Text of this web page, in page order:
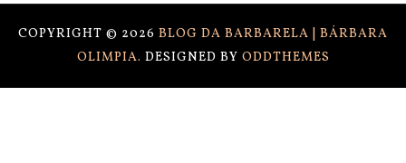
COPYRIGHT © 2026 BLOG DA BARBARELA | BÁRBARA
OLIMPIA. DESIGNED BY ODDTHEMES